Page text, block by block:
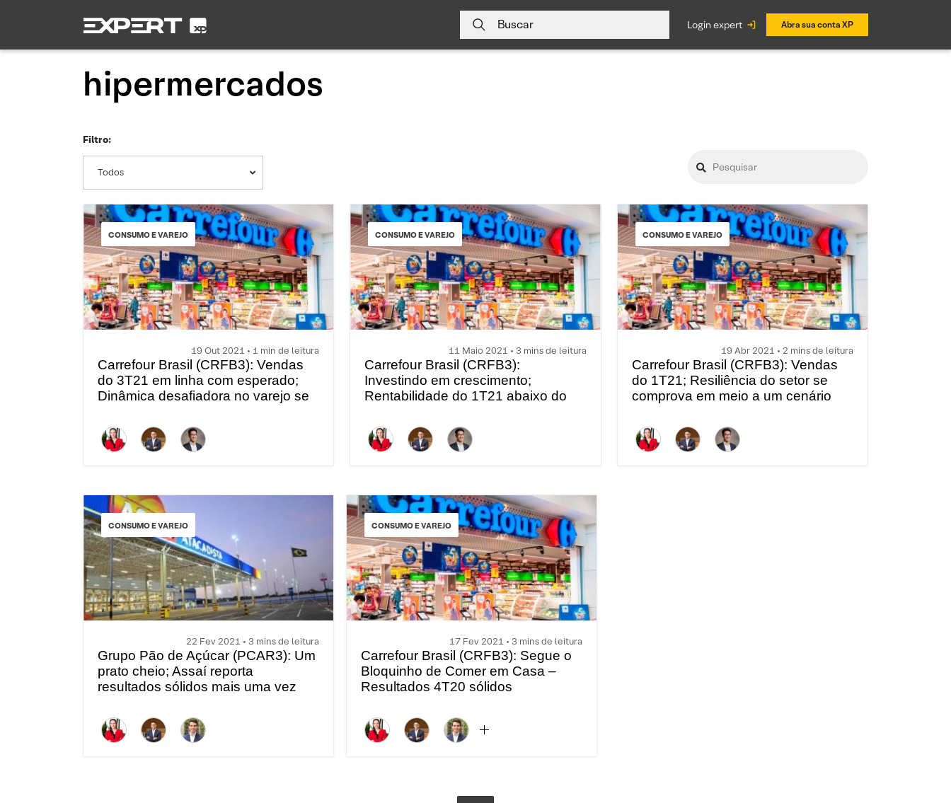
Buscar login expert Abra sua conta XP
hipermercados
Filtro:
Todos
CONSUMO E VAREJO
19 Out 2021 • 1 min de leitura
Carrefour Brasil (CRFB3): Vendas
do 3T21 em linha com esperado;
Dinâmica desafiadora no varejo se
CONSUMO E VAREJO
11 Maio 2021 • 3 mins de leitura
Carrefour Brasil (CRFB3):
Investindo em crescimento;
Rentabilidade do 1T21 abaixo do
CONSUMO E VAREJO
19 Abr 2021 • 2 mins de leitura
Carrefour Brasil (CRFB3): Vendas
do 1T21; Resiliência do setor se
comprova em meio a um cenário
difícil
CONSUMO E VAREJO
22 Fev 2021 • 3 mins de leitura
Grupo Pão de Açúcar (PCAR3): Um
prato cheio; Assaí reporta
resultados sólidos mais uma vez
CONSUMO E VAREJO
17 Fev 2021 • 3 mins de leitura
Carrefour Brasil (CRFB3): Segue o
Bloquinho de Comer em Casa –
Resultados 4T20 sólidos